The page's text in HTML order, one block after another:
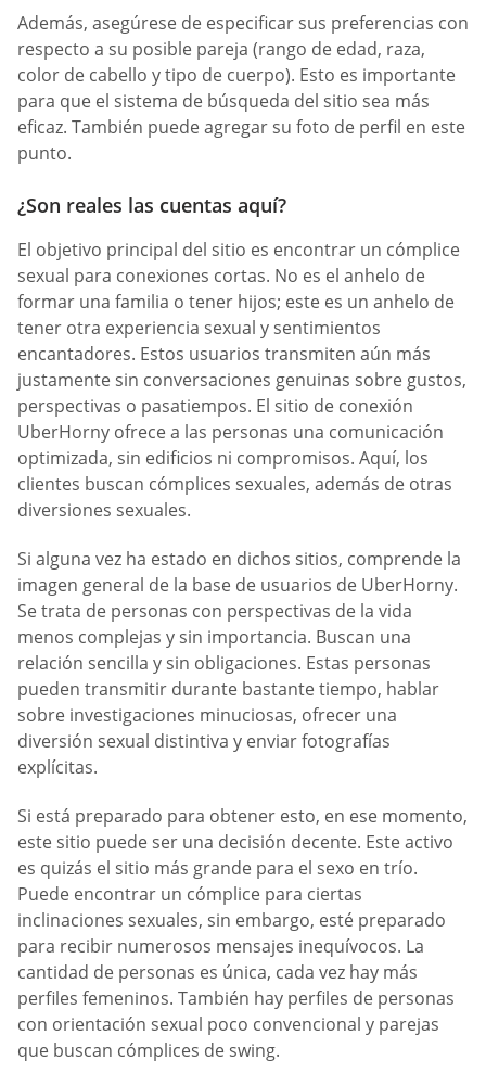
Además, asegúrese de especificar sus preferencias con
respecto a su posible pareja (rango de edad, raza,
color de cabello y tipo de cuerpo). Esto es importante
para que el sistema de búsqueda del sitio sea más
eficaz. También puede agregar su foto de perfil en este
punto.
¿Son reales las cuentas aquí?
El objetivo principal del sitio es encontrar un cómplice
sexual para conexiones cortas. No es el anhelo de
formar una familia o tener hijos; este es un anhelo de
tener otra experiencia sexual y sentimientos
encantadores. Estos usuarios transmiten aún más
justamente sin conversaciones genuinas sobre gustos,
perspectivas o pasatiempos. El sitio de conexión
UberHorny ofrece a las personas una comunicación
optimizada, sin edificios ni compromisos. Aquí, los
clientes buscan cómplices sexuales, además de otras
diversiones sexuales.
Si alguna vez ha estado en dichos sitios, comprende la
imagen general de la base de usuarios de UberHorny.
Se trata de personas con perspectivas de la vida
menos complejas y sin importancia. Buscan una
relación sencilla y sin obligaciones. Estas personas
pueden transmitir durante bastante tiempo, hablar
sobre investigaciones minuciosas, ofrecer una
diversión sexual distintiva y enviar fotografías
explícitas.
Si está preparado para obtener esto, en ese momento,
este sitio puede ser una decisión decente. Este activo
es quizás el sitio más grande para el sexo en trío.
Puede encontrar un cómplice para ciertas
inclinaciones sexuales, sin embargo, esté preparado
para recibir numerosos mensajes inequívocos. La
cantidad de personas es única, cada vez hay más
perfiles femeninos. También hay perfiles de personas
con orientación sexual poco convencional y parejas
que buscan cómplices de swing.